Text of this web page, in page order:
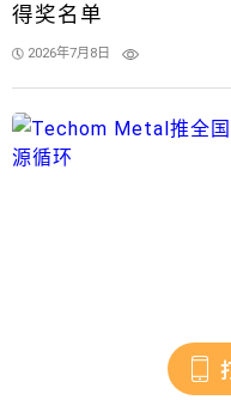
得奖名单
2026年7月8日